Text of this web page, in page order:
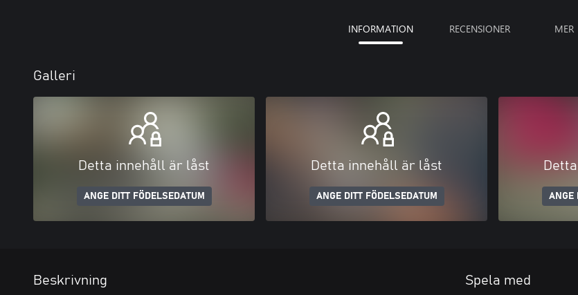
INFORMATION RECENSIONER MER
Galleri
Detta innehåll är låst
ANGE DITT FÖDELSEDATUM
Detta innehåll är låst
ANGE DITT FÖDELSEDATUM ANGE
Beskrivning Spela med